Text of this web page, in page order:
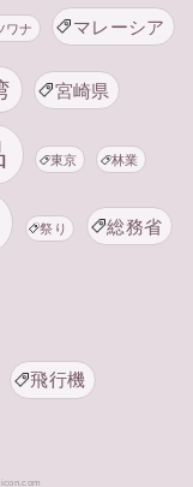
ワナ マレーシア
宮崎県
東京 林業
祭り 総務省
飛行機